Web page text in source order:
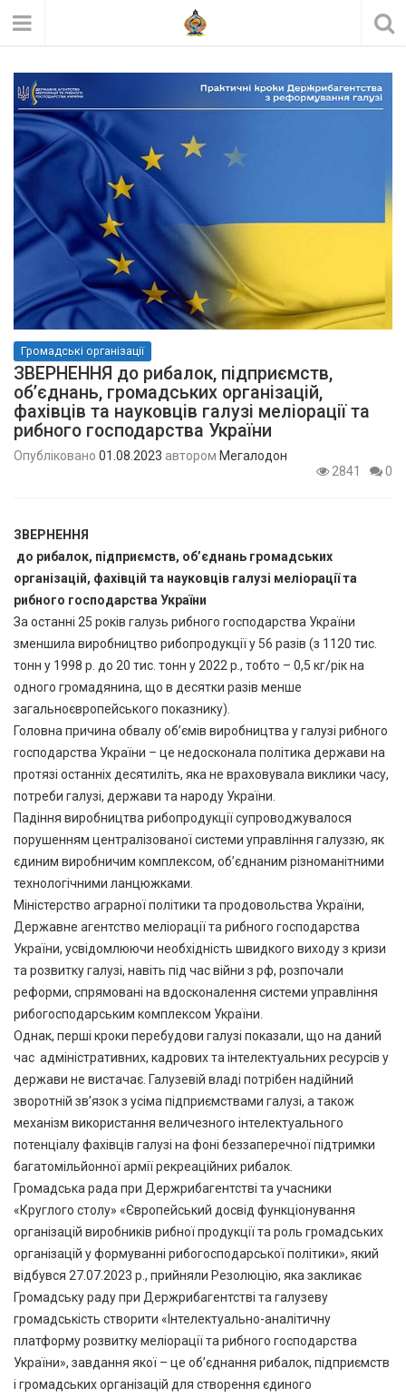
Громадські організації
ЗВЕРНЕННЯ до рибалок, підприємств,
об’єднань, громадських організацій,
фахівців та науковців галузі меліорації та
рибного господарства України
Опубліковано 01.08.2023 автором Мегалодон
2841
0
ЗВЕРНЕННЯ
до рибалок, підприємств, об’єднань громадських
організацій, фахівцій та науковців галузі меліорації та
рибного господарства України
За останні 25 років галузь рибного господарства України
зменшила виробництво рибопродукції у 56 разів (з 1120 тис.
тонн у 1998 р. до 20 тис. тонн у 2022 р., тобто – 0,5 кг/рік на
одного громадянина, що в десятки разів менше
загальноєвропейського показнику).
Головна причина обвалу об’ємів виробництва у галузі рибного
господарства України – це недосконала політика держави на
протязі останніх десятиліть, яка не враховувала виклики часу,
потреби галузі, держави та народу України.
Падіння виробництва рибопродукції супроводжувалося
порушенням централізованої системи управління галуззю, як
єдиним виробничим комплексом, об’єднаним різноманітними
технологічними ланцюжками.
Міністерство аграрної політики та продовольства України,
Державне агентство меліорації та рибного господарства
України, усвідомлюючи необхідність швидкого виходу з кризи
та розвитку галузі, навіть під час війни з рф, розпочали
реформи, спрямовані на вдосконалення системи управління
рибогосподарським комплексом України.
Однак, перші кроки перебудови галузі показали, що на даний
час адміністративних, кадрових та інтелектуальних ресурсів у
держави не вистачає. Галузевій владі потрібен надійний
зворотній зв’язок з усіма підприємствами галузі, а також
механізм використання величезного інтелектуального
потенціалу фахівців галузі на фоні беззаперечної підтримки
багатомільйонної армії рекреаційних рибалок.
Громадська рада при Держрибагентстві та учасники
«Круглого столу» «Європейський досвід функціонування
організацій виробників рибної продукції та роль громадських
організацій у формуванні рибогосподарської політики», який
відбувся 27.07.2023 р., прийняли Резолюцію, яка закликає
Громадську раду при Держрибагентстві та галузеву
громадськість створити «Інтелектуально-аналітичну
платформу розвитку меліорації та рибного господарства
України», завдання якої – це об’єднання рибалок, підприємств
і громадських організацій для створення єдиного